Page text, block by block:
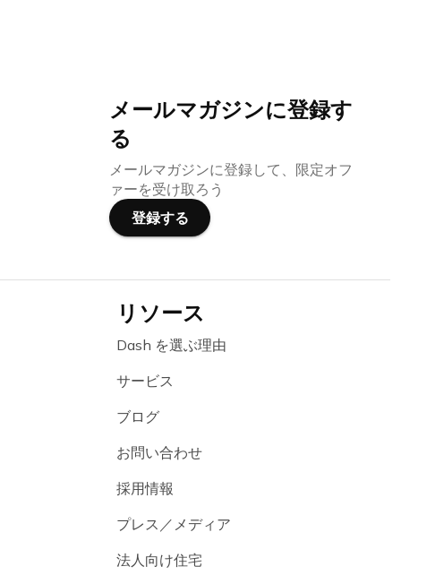
メールマガジンに登録す
る
メールマガジンに登録して、限定オフ
ァーを受け取ろう
登録する
リソース
Dash を選ぶ理由
サービス
ブログ
お問い合わせ
採用情報
プレス／メディア
法人向け住宅